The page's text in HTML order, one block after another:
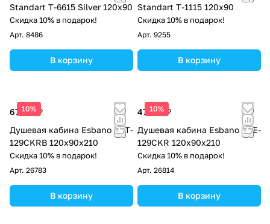
Standart Т-6615 Silver 120x90
Скидка 10% в подарок!
Арт. 8486
В корзину
Standart T-1115 120х90
Скидка 10% в подарок!
Арт. 9255
В корзину
10%
67 575 ₽
Душевая кабина Esbano EST-
129CKRB 120x90x210
Скидка 10% в подарок!
Арт. 26783
В корзину
10%
47 813 ₽
Душевая кабина Esbano ESE-
129CKR 120х90х210
Скидка 10% в подарок!
Арт. 26814
В корзину